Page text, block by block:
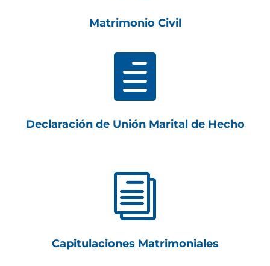
Matrimonio Civil

Declaración de Unión Marital de Hecho
i
Capitulaciones Matrimoniales